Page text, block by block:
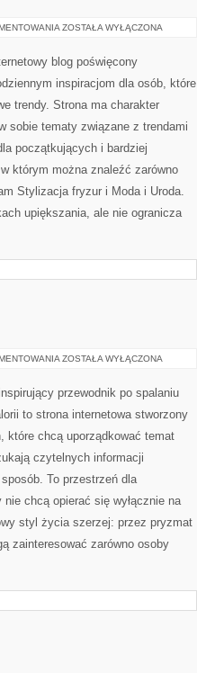
TRENDY
ZOSTAŁA WYŁĄCZONA
blog poświęcony
inspiracjom dla osób, które
trendy. Strona ma charakter
sobie tematy związane z trendami
początkujących i bardziej
którym można znaleźć zarówno
Stylizacja fryzur i Moda i Uroda.
upiększania, ale nie ogranicza
ZDROWE
ZOSTAŁA WYŁĄCZONA
przewodnik po spalaniu
to strona internetowa stworzony
które chcą uporządkować temat
czytelnych informacji
To przestrzeń dla
chcą opierać się wyłącznie na
styl życia szerzej: przez pryzmat
zainteresować zarówno osoby